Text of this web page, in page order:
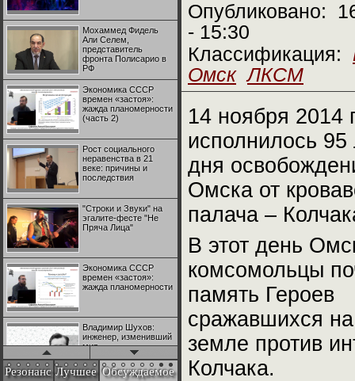
Мохаммед Фидель
Али Селем,
представитель
фронта Полисарио в
РФ
Экономика СССР
времен «застоя»:
жажда планомерности
(часть 2)
Рост социального
неравенства в 21
веке: причины и
последствия
"Строки и Звуки" на
эгалите-фесте "Не
Пряча Лица"
Экономика СССР
времен «застоя»:
жажда планомерности
Владимир Шухов:
инженер, изменивший
мир
Резонанс Лучшее Обсуждаемое
Опубликовано:
- 15:30
Классификация:
Омск ЛКСМ
14 ноября 2014
исполнилось 95
дня
Омска от
палача –
В этот день
комсомольцы
память Героев
сражавшихся
земле против
Колчака.